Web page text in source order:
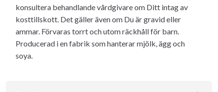
konsultera behandlande vårdgivare om Ditt intag av
kosttillskott. Det gäller även om Du är gravid eller
ammar. Förvaras torrt och utom räckhåll för barn.
Producerad i en fabrik som hanterar mjölk, ägg och
soya.